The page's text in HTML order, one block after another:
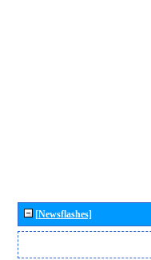
[Newsflashes]